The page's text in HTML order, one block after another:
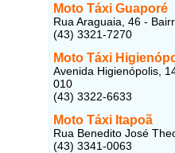
Moto Táxi Guaporé
Rua Araguaia, 46 -
(43) 3321-7270
Moto Táxi
Avenida Higienópolis,
010
(43) 3322-6633
Moto Táxi Itapoã
Rua Benedito José
(43) 3341-0063